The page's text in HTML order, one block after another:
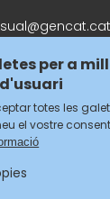
Follow us
per a
totes les
el vostre